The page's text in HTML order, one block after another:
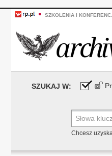
SZKOLENIA I
SZUKAJ W:
Chcesz